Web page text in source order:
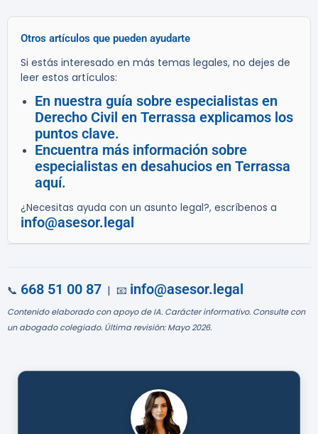
Otros artículos que pueden ayudarte
Si estás interesado en más temas legales, no dejes de
leer estos artículos:
En nuestra guía sobre especialistas en
Derecho Civil en Terrassa explicamos los
puntos clave.
Encuentra más información sobre
especialistas en desahucios en Terrassa
aquí.
¿Necesitas ayuda con un asunto legal?, escríbenos a
info@asesor.legal
📞 668 51 00 87 | 📧 info@asesor.legal
Contenido elaborado con apoyo de IA. Carácter informativo. Consulte con
un abogado colegiado. Última revisión: Mayo 2026.